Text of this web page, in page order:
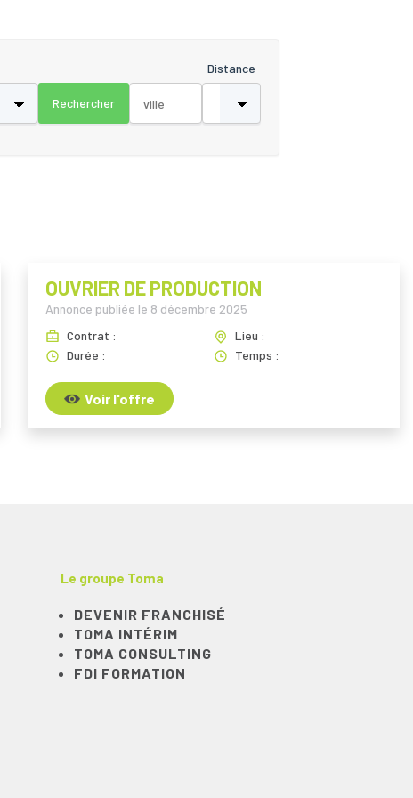
Distance
OUVRIER DE PRODUCTION
Annonce publiée le 8 décembre 2025
Contrat :
Lieu :
Durée :
Temps :
Voir l'offre
Le groupe Toma
DEVENIR FRANCHISÉ
TOMA INTÉRIM
TOMA CONSULTING
FDI FORMATION